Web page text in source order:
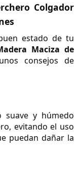
Colgador
Maciza de
consejos de
suave y húmedo
evitando el uso
puedan dañar la